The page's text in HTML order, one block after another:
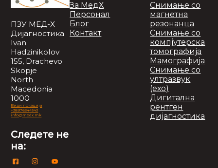
ПЗУ МЕД-Х
Дијагностика
Ivan
Hadzinikolov
155, Drachevo
Skopje
North
Macedonia
1000
Види локација
+38976344343
info@medx.mk
Следете не
на:
За МедХ
Персонал
Блог
Контакт
Снимање со
магнетна
резонанца
Снимање со
компјутерска
томографија
Мамографија
Снимање со
ултразвук
(ехо)
Дигитална
рентген
дијагностика